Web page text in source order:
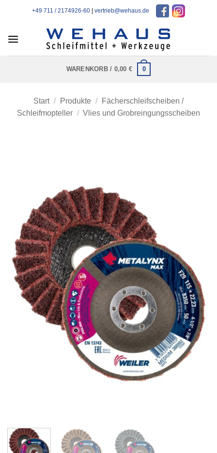
+49 711 / 2174926-60 vertrieb@wehaus.de
WARENKORB / 0,00 € 0
Start / Produkte /
Fächerschleifscheiben /
Schleifmopteller / Vlies und Grobreingungsscheiben